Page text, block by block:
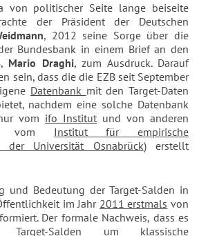
von politischer Seite lange beiseite
der Präsident der Deutschen
, 2012 seine Sorge über die
Bundesbank in einem Brief an den
Mario Draghi, zum Ausdruck. Darauf
sein, dass die die EZB seit September
Datenbank mit den Target-Daten
nachdem eine solche Datenbank
vom ifo Institut und von anderen
vom Institut für empirische
der Universität Osnabrück) erstellt
und Bedeutung der Target-Salden in
im Jahr 2011 erstmals von
Der formale Nachweis, dass es
Salden um klassische